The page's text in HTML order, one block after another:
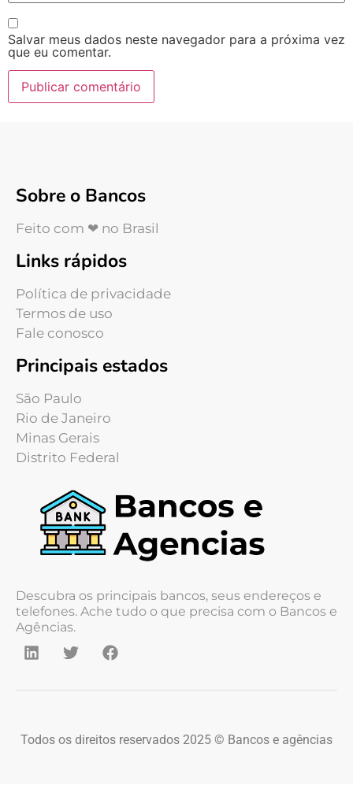
Salvar meus dados neste navegador para a próxima vez
que eu comentar.
Sobre o Bancos
Feito com ❤ no Brasil
Links rápidos
Política de privacidade
Termos de uso
Fale conosco
Principais estados
São Paulo
Rio de Janeiro
Minas Gerais
Distrito Federal
Descubra os principais bancos, seus endereços e
telefones. Ache tudo o que precisa com o Bancos e
Agências.
Todos os direitos reservados 2025 © Bancos e agências